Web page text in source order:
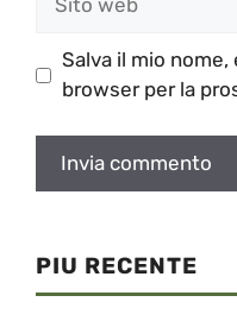
Salva il mio
browser per la
PIU RECENTE